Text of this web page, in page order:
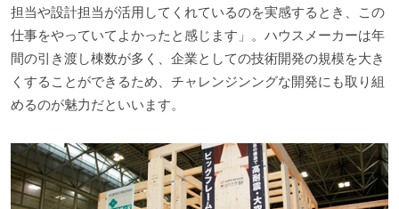
担当や設計担当が活用してくれているのを実感するとき、この
仕事をやっていてよかったと感じます」。ハウスメーカーは年
間の引き渡し棟数が多く、企業としての技術開発の規模を大き
くすることができるため、チャレンジンングな開発にも取り組
めるのが魅力だといいます。